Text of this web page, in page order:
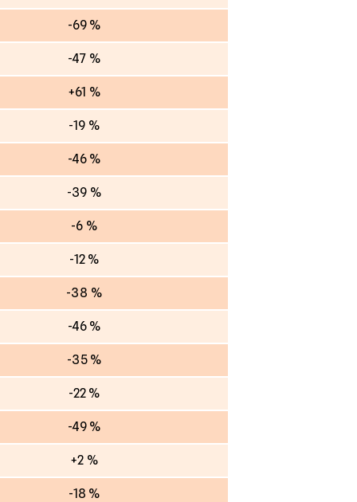
-69 %
-47 %
+61 %
-19 %
-46 %
-39 %
-6 %
-12 %
-38 %
-46 %
-35 %
-22 %
-49 %
+2 %
-18 %